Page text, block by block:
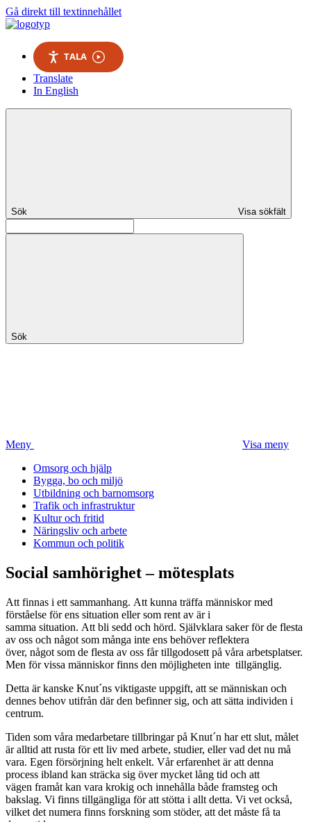
Gå direkt till textinnehållet
TALA
Translate
In English
Sök Visa sökfält
Sök
Meny
Visa meny
Omsorg och hjälp
Bygga, bo och miljö
Utbildning och barnomsorg
Trafik och infrastruktur
Kultur och fritid
Näringsliv och arbete
Kommun och politik
Social samhörighet – mötesplats
Att finnas i ett sammanhang. Att kunna träffa människor med
förståelse för ens situation eller som rent av är i
samma situation. Att bli sedd och hörd. Självklara saker för de flesta
av oss och något som många inte ens behöver reflektera
över, något som de flesta av oss får tillgodosett på våra arbetsplatser.
Men för vissa människor finns den möjligheten inte tillgänglig.
Detta är kanske Knut´ns viktigaste uppgift, att se människan och
dennes behov utifrån där den befinner sig, och att sätta individen i
centrum.
Tiden som våra medarbetare tillbringar på Knut´n har ett slut, målet
är alltid att rusta för ett liv med arbete, studier, eller vad det nu må
vara. Egen försörjning helt enkelt. Vår erfarenhet är att denna
process ibland kan sträcka sig över mycket lång tid och att
vägen framåt kan vara krokig och innehålla både framsteg och
bakslag. Vi finns tillgängliga för att stötta i allt detta. Vi vet också,
vilket det numera finns forskning som stöder, att det måste få ta